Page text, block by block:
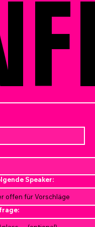
Speaker: